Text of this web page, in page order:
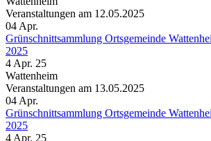
Veranstaltungen am 12.05.2025
04 Apr.
Grünschnittsammlung Ortsgemeinde
2025
4 Apr. 25
Wattenheim
Veranstaltungen am 13.05.2025
04 Apr.
Grünschnittsammlung Ortsgemeinde
2025
4 Apr. 25